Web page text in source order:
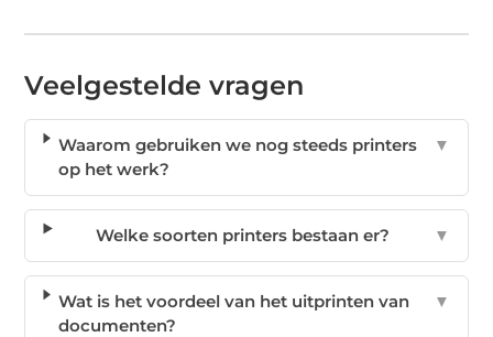
Veelgestelde vragen
Waarom gebruiken we nog steeds printers
op het werk?
▼
Welke soorten printers bestaan er? ▼
Wat is het voordeel van het uitprinten van
documenten?
▼